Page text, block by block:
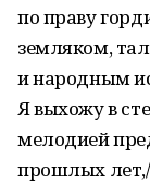
по праву
земляком,
и народным
Я выхожу в
мелодией
прошлых лет,/